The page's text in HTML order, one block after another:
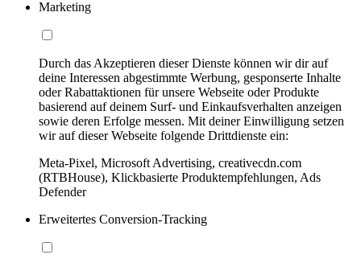
Marketing
Durch das Akzeptieren dieser Dienste können wir dir auf
deine Interessen abgestimmte Werbung, gesponserte Inhalte
oder Rabattaktionen für unsere Webseite oder Produkte
basierend auf deinem Surf- und Einkaufsverhalten anzeigen
sowie deren Erfolge messen. Mit deiner Einwilligung setzen
wir auf dieser Webseite folgende Drittdienste ein:
Meta-Pixel, Microsoft Advertising, creativecdn.com
(RTBHouse), Klickbasierte Produktempfehlungen, Ads
Defender
Erweitertes Conversion-Tracking